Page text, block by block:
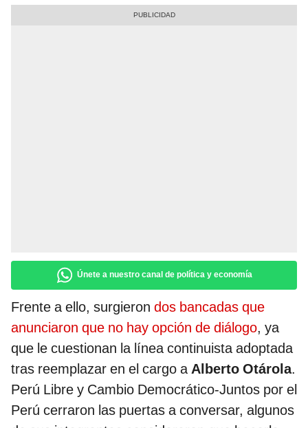
Únete a nuestro canal de política y economía
Frente a ello, surgieron dos bancadas que
anunciaron que no hay opción de diálogo, ya
que le cuestionan la línea continuista adoptada
tras reemplazar en el cargo aAlberto Otárola.
Perú Libre y Cambio Democrático-Juntos por el
Perú cerraron las puertas a conversar, algunos